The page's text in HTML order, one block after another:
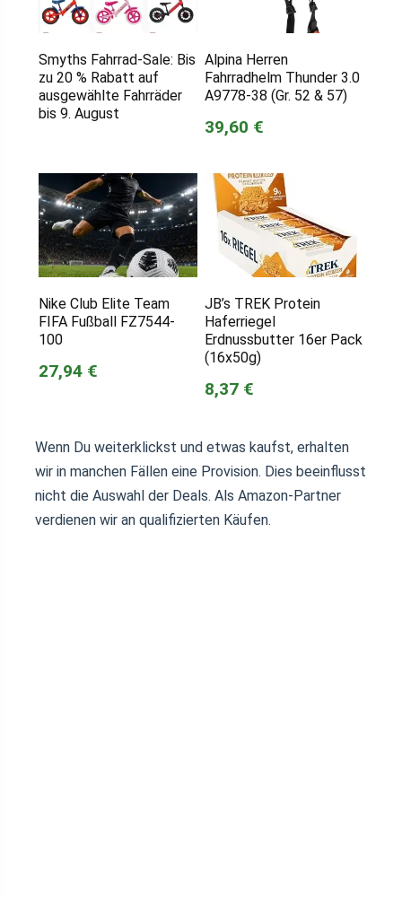
Smyths Fahrrad-Sale: Bis
zu 20 % Rabatt auf
ausgewählte Fahrräder
bis 9. August
Alpina Herren
Fahrradhelm Thunder 3.0
A9778-38 (Gr. 52 & 57)
39,60 €
Nike Club Elite Team
FIFA Fußball FZ7544-
100
27,94 €
JB’s TREK Protein
Haferriegel
Erdnussbutter 16er Pack
(16x50g)
8,37 €
Wenn Du weiterklickst und etwas kaufst, erhalten
wir in manchen Fällen eine Provision. Dies beeinflusst
nicht die Auswahl der Deals. Als Amazon-Partner
verdienen wir an qualifizierten Käufen.